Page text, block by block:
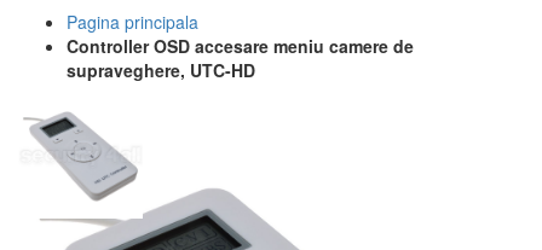
Pagina principala
Controller OSD accesare meniu camere de
supraveghere, UTC-HD